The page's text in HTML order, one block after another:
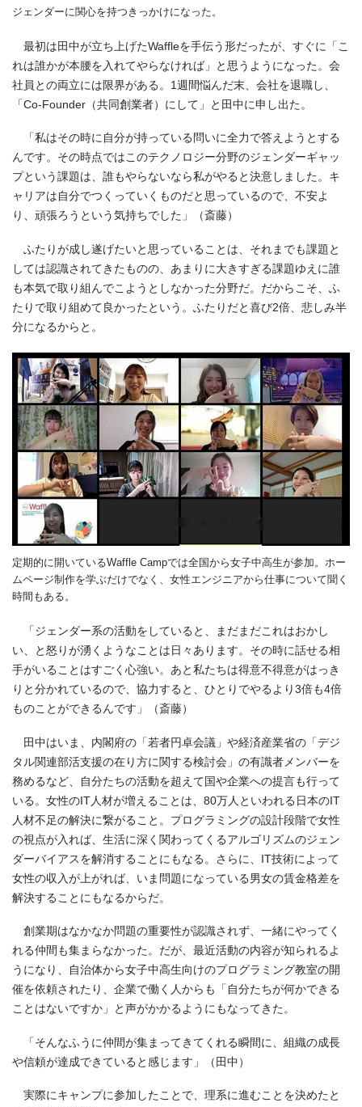
ジェンダーに関心を持つきっかけになった。
最初は田中が立ち上げたWaffleを手伝う形だったが、すぐに「こ
れは誰かが本腰を入れてやらなければ」と思うようになった。会
社員との両立には限界がある。1週間悩んだ末、会社を退職し、
「Co-Founder（共同創業者）にして」と田中に申し出た。
「私はその時に自分が持っている問いに全力で答えようとする
んです。その時点ではこのテクノロジー分野のジェンダーギャッ
プという課題は、誰もやらないなら私がやると決意しました。キ
ャリアは自分でつくっていくものだと思っているので、不安よ
り、頑張ろうという気持ちでした」（斎藤）
ふたりが成し遂げたいと思っていることは、それまでも課題と
しては認識されてきたものの、あまりに大きすぎる課題ゆえに誰
も本気で取り組んでこようとしなかった分野だ。だからこそ、ふ
たりで取り組めて良かったという。ふたりだと喜び2倍、悲しみ半
分になるからと。
定期的に開いているWaffle Campでは全国から女子中高生が参加。ホー
ムページ制作を学ぶだけでなく、女性エンジニアから仕事について聞く
時間もある。
「ジェンダー系の活動をしていると、まだまだこれはおかし
い、と怒りが湧くようなことは日々あります。その時に話せる相
手がいることはすごく心強い。あと私たちは得意不得意がはっき
りと分かれているので、協力すると、ひとりでやるより3倍も4倍
ものことができるんです」（斎藤）
田中はいま、内閣府の「若者円卓会議」や経済産業省の「デジ
タル関連部活支援の在り方に関する検討会」の有識者メンバーを
務めるなど、自分たちの活動を超えて国や企業への提言も行って
いる。女性のIT人材が増えることは、80万人といわれる日本のIT
人材不足の解決に繋がること。プログラミングの設計段階で女性
の視点が入れば、生活に深く関わってくるアルゴリズムのジェン
ダーバイアスを解消することにもなる。さらに、IT技術によって
女性の収入が上がれば、いま問題になっている男女の賃金格差を
解決することにもなるからだ。
創業期はなかなか問題の重要性が認識されず、一緒にやってく
れる仲間も集まらなかった。だが、最近活動の内容が知られるよ
うになり、自治体から女子中高生向けのプログラミング教室の開
催を依頼されたり、企業で働く人からも「自分たちが何かできる
ことはないですか」と声がかかるようにもなってきた。
「そんなふうに仲間が集まってきてくれる瞬間に、組織の成長
や信頼が達成できていると感じます」（田中）
実際にキャンプに参加したことで、理系に進むことを決めたと